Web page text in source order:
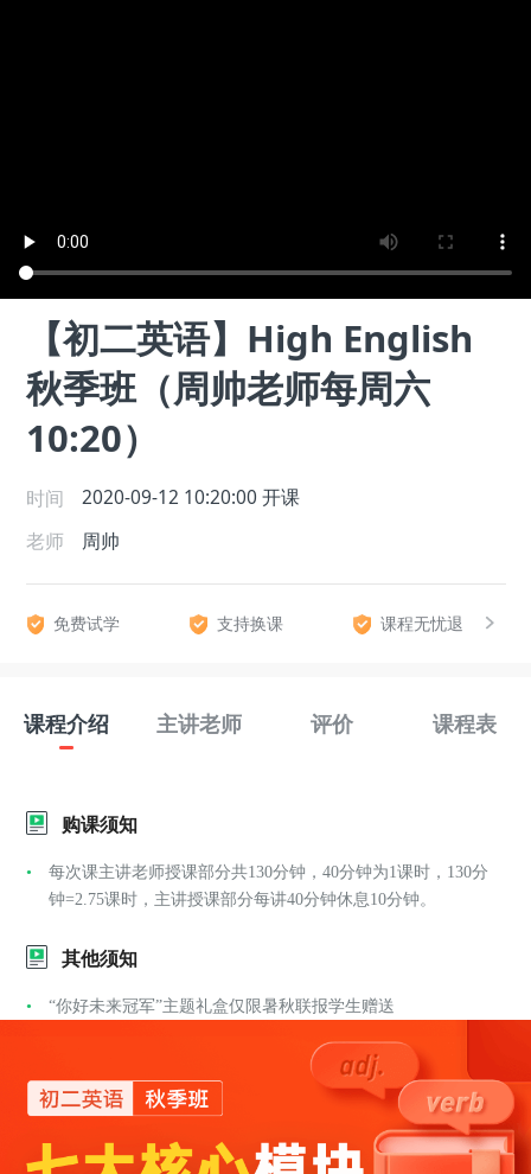
【初二英语】High English
秋季班（周帅老师每周六
10:20）
时间 2020-09-12 10:20:00 开课
老师
周帅
免费试学 支持换课 课程无忧退
课程介绍 主讲老师 评价 课程表
购课须知
每次课主讲老师授课部分共130分钟，40分钟为1课时，130分
钟=2.75课时，主讲授课部分每讲40分钟休息10分钟。
其他须知
“你好未来冠军”主题礼盒仅限暑秋联报学生赠送